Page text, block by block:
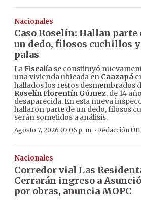
Nacionales
Caso Roselín: Hallan parte
un dedo, filosos cuchillos y
palas
LaFiscalía se constituyó
una vivienda ubicada en Caazapá
hallados los restos desmembrados
Roselín Florentín Gómez, de 14
desaparecida. En esta nueva
hallaron parte de un dedo, filosos
serán sometidos a análisis.
Agosto 7, 2026 07:06 p. m. · Redacción ÚH
Nacionales
Corredor vial Las
Cerrarán ingreso a
por obras, anuncia MOPC